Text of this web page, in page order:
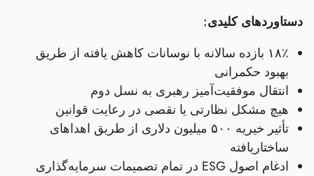
دستاوردهای کلیدی:
۱۸٪ بازده سالانه با نوسانات کاهش یافته از طریق
بهبود حکمرانی
انتقال موفقیت‌آمیز رهبری به نسل دوم
هیچ مشکل نظارتی یا نقصی در رعایت قوانین
تأثیر خیریه ۵۰۰ میلیون دلاری از طریق اهداهای
ساختاریافته
ادغام اصول ESG در تمام تصمیمات سرمایه‌گذاری